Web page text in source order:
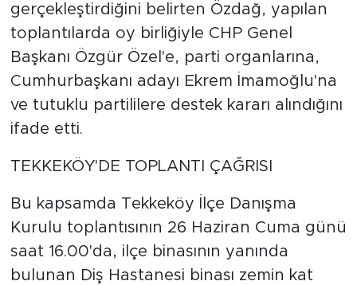
gerçekleştirdiğini belirten Özdağ, yapılan
toplantılarda oy birliğiyle CHP Genel
Başkanı Özgür Özel'e, parti organlarına,
Cumhurbaşkanı adayı Ekrem İmamoğlu'na
ve tutuklu partililere destek kararı alındığını
ifade etti.
TEKKEKÖY'DE TOPLANTI ÇAĞRISI
Bu kapsamda Tekkeköy İlçe Danışma
Kurulu toplantısının 26 Haziran Cuma günü
saat 16.00'da, ilçe binasının yanında
bulunan Diş Hastanesi binası zemin kat